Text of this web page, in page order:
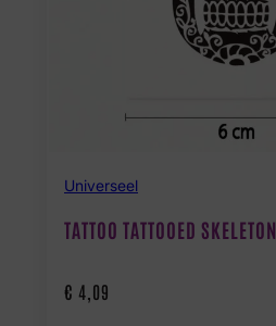
Universeel
TATTOO TATTOOED SKELETON
€ 4,09